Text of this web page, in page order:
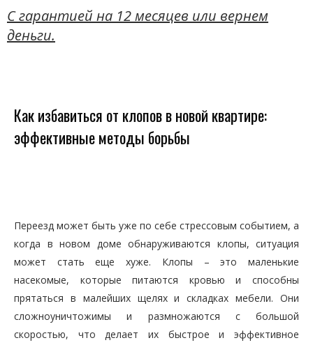
C гарантией на 12 месяцев или вернем
деньги.
Как избавиться от клопов в новой квартире:
эффективные методы борьбы
Переезд может быть уже по себе стрессовым событием, а
когда в новом доме обнаруживаются клопы, ситуация
может стать еще хуже. Клопы – это маленькие
насекомые, которые питаются кровью и способны
прятаться в малейших щелях и складках мебели. Они
сложноуничтожимы и размножаются с большой
скоростью, что делает их быстрое и эффективное